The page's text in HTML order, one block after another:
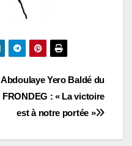
Abdoulaye Yero Baldé du
FRONDEG : « La victoire
est à notre portée »